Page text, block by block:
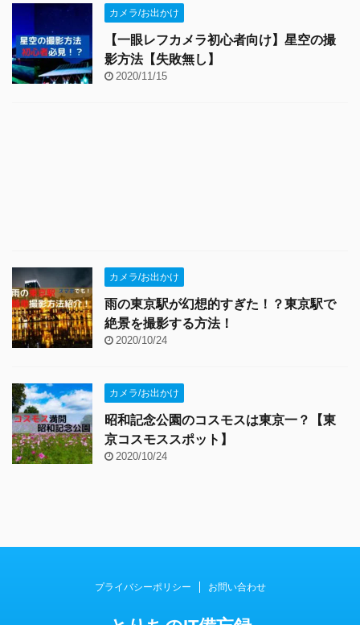
カメラ/お出かけ
【一眼レフカメラ初心者向け】星空の撮
影方法【失敗無し】
2020/11/15
カメラ/お出かけ
雨の東京駅が幻想的すぎた！？東京駅で
絶景を撮影する方法！
2020/10/24
カメラ/お出かけ
昭和記念公園のコスモスは東京一？【東
京コスモススポット】
2020/10/24
プライバシーポリシー お問い合わせ